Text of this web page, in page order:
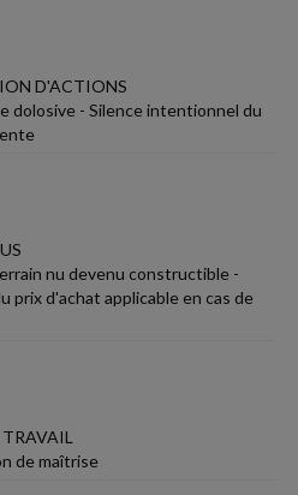
D'ACTIONS
dolosive - Silence intentionnel du
nu devenu constructible -
prix d'achat applicable en cas de
de maîtrise